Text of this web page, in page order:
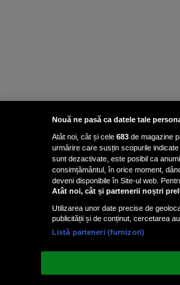
Nouă ne pasă ca datele tale
Atât noi, cât și cele 683 de magazine
urmărire care susțin scopurile
sunt dezactivate, este posibil ca
consimțământul, în orice moment,
deveni disponibile în Site-ul web.
Atât noi, cât și partenerii noștri
Utilizarea unor date precise de
publicității și de conținut, cercetarea
Listă parteneri (furnizori)